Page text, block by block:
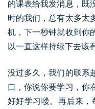
的课表给我发消息，既
时的我们，总有太多太
机，下一秒钟就收到你
以一直这样持续下去该
没过多久，我们的联系
口，你说你要学习，你
好好学习喽。再后来，